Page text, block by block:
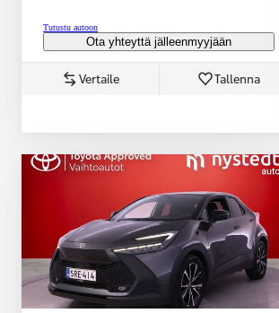
Tutustu autoon
Ota yhteyttä jälleenmyyjään
Vertaile Tallenna